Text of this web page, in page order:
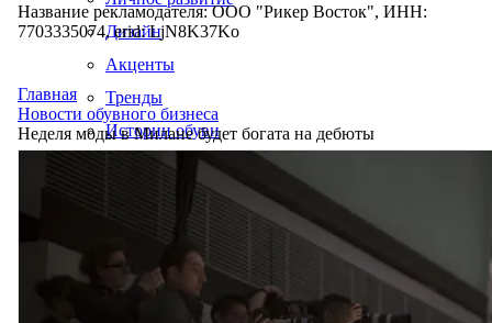
Дизайн
Акценты
Тренды
Истории обуви
Производство
Название рекламодателя: ООО "Рикер Восток", ИНН:
7703335074, erid: LjN8K37Ko
Главная
Новости обувного бизнеса
Неделя моды в Милане будет богата на дебюты